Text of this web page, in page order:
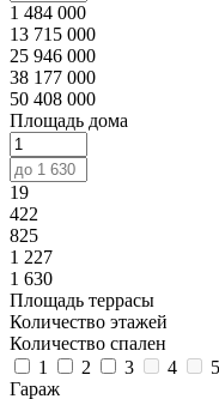
1 484 000
13 715 000
25 946 000
38 177 000
50 408 000
Площадь дома
19
422
825
1 227
1 630
Площадь террасы
Количество этажей
Количество спален
1
2 3 4
Гараж